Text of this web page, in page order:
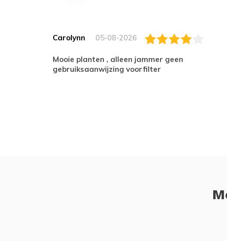
Carolynn 05-08-2026
Mooie planten , alleen jammer geen
gebruiksaanwijzing voorfilter